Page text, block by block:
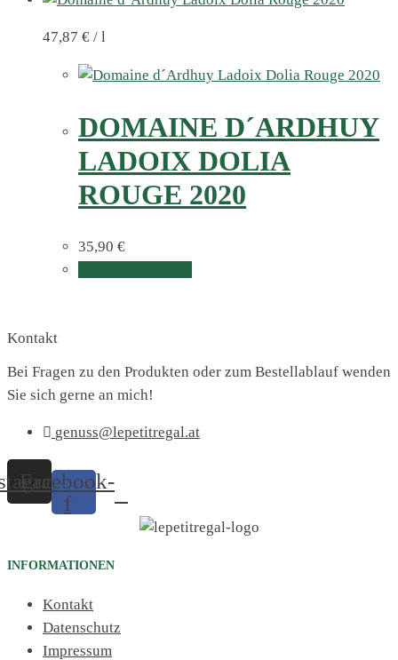
47,87 € / l
DOMAINE D´ARDHUY
LADOIX DOLIA
ROUGE 2020
35,90 €
Kontakt
Bei Fragen zu den Produkten oder zum Bestellablauf wenden
Sie sich gerne an mich!
genuss@lepetitregal.at
Facebook-
f
INFORMATIONEN
Kontakt
Datenschutz
Impressum